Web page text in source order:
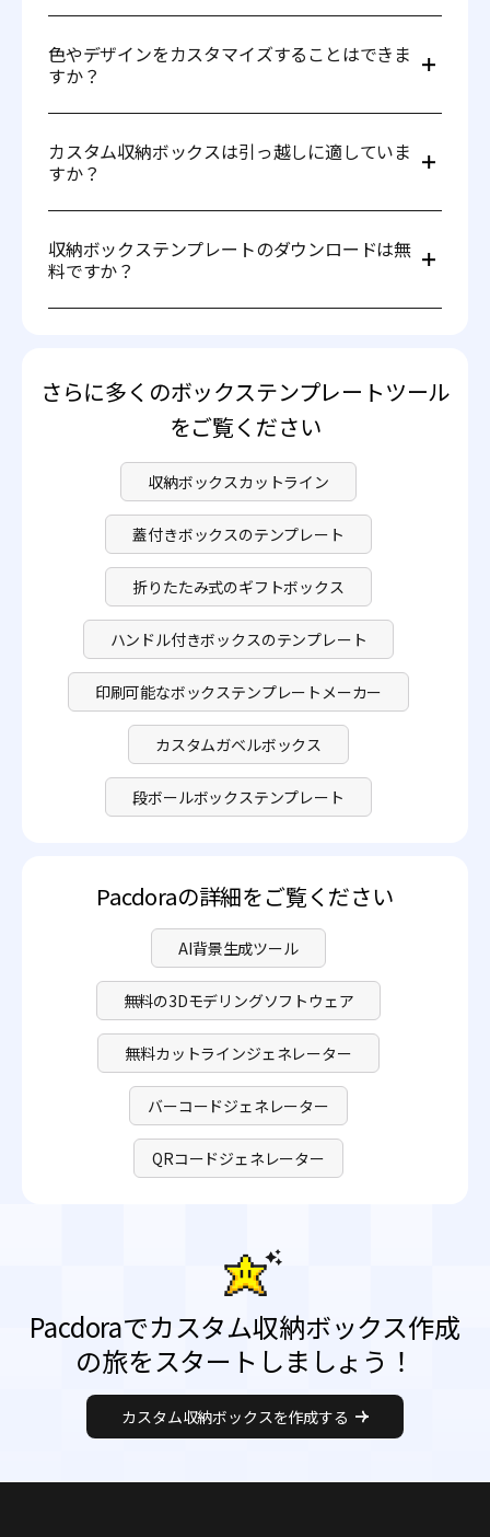
スチック、または木材のような材料で作られます。
色やデザインをカスタマイズすることはできま
すか？
ックスの色やデザイン、ブランドを簡単にカスタマイズで
きます。Pacdoraのモックアップツールは、様々なテンプ
レートを基にデザインを柔軟にカスタマイズすることを可
カスタム収納ボックスは引っ越しに適していま
すか？
久性のある材料を選び、適切なサイズを選び、持ち運びや
すくするためのハンドル切り欠きを追加することで、安全
で便利な梱包が可能になります。
収納ボックステンプレートのダウンロードは無
料ですか？
さらに多くのボックステンプレートツール
をご覧ください
収納ボックスカットライン
蓋付きボックスのテンプレート
折りたたみ式のギフトボックス
ハンドル付きボックスのテンプレート
印刷可能なボックステンプレートメーカー
カスタムガベルボックス
段ボールボックステンプレート
Pacdoraの詳細をご覧ください
AI背景生成ツール
無料の3Dモデリングソフトウェア
無料カットラインジェネレーター
バーコードジェネレーター
QRコードジェネレーター
Pacdoraでカスタム収納ボックス作成
の旅をスタートしましょう！
カスタム収納ボックスを作成する